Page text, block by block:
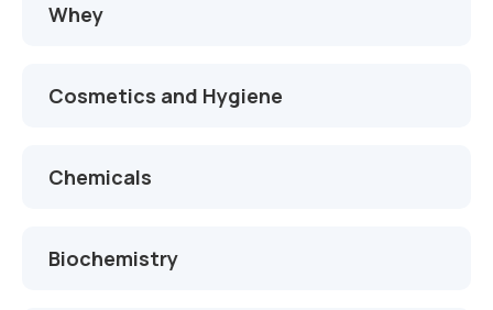
Whey
Cosmetics and Hygiene
Chemicals
Biochemistry